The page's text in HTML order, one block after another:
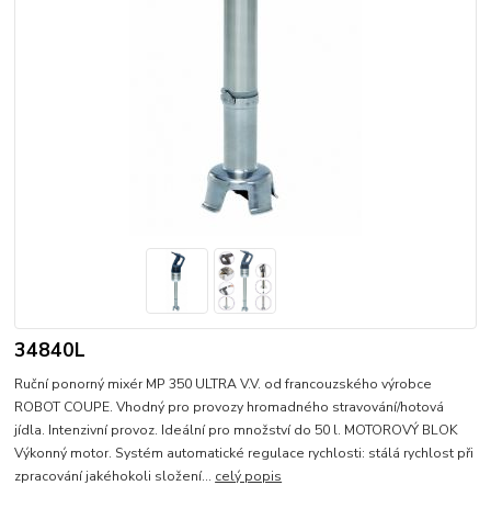
34840L
Ruční ponorný mixér MP 350 ULTRA V.V. od francouzského výrobce
ROBOT COUPE. Vhodný pro provozy hromadného stravování/hotová
jídla. Intenzivní provoz. Ideální pro množství do 50 l. MOTOROVÝ BLOK
Výkonný motor. Systém automatické regulace rychlosti: stálá rychlost při
zpracování jakéhokoli složení... celý popis